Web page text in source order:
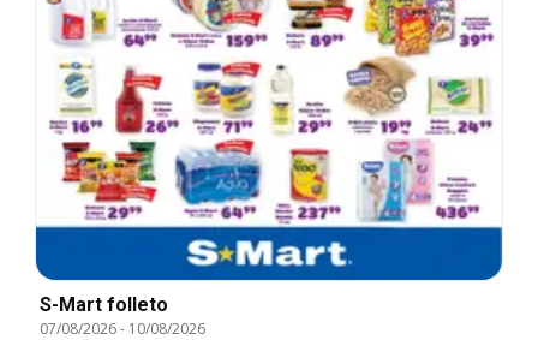
S-Mart folleto
07/08/2026- 10/08/2026